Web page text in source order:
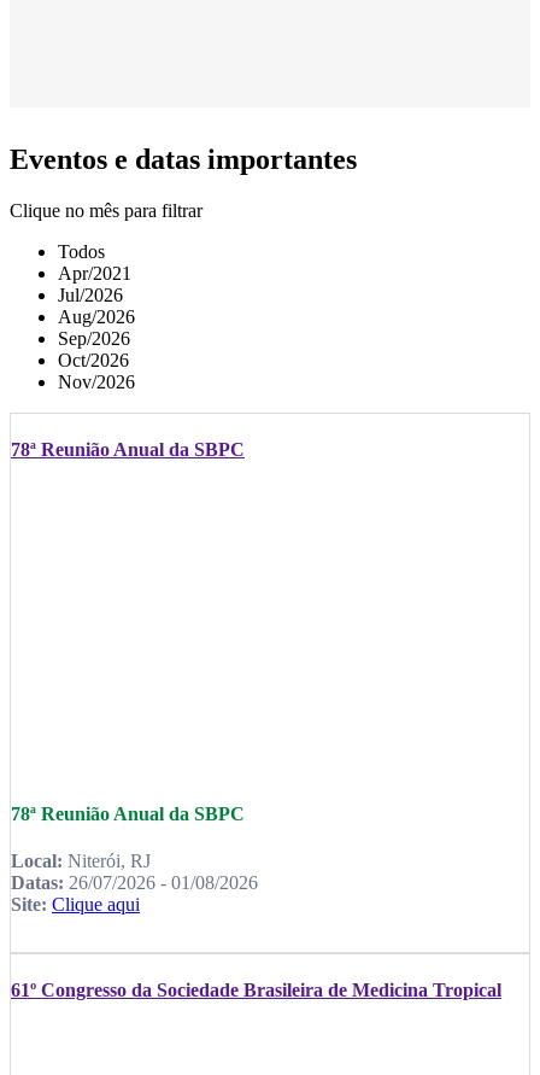
Eventos e datas importantes
Clique no mês para filtrar
Todos
Apr/2021
Jul/2026
Aug/2026
Sep/2026
Oct/2026
Nov/2026
78ª Reunião Anual da SBPC
78ª Reunião Anual da SBPC
Local: Niterói, RJ
Datas: 26/07/2026 - 01/08/2026
Site: Clique aqui
61º Congresso da Sociedade Brasileira de Medicina Tropical